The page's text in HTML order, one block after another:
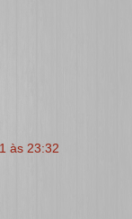
às 23:32